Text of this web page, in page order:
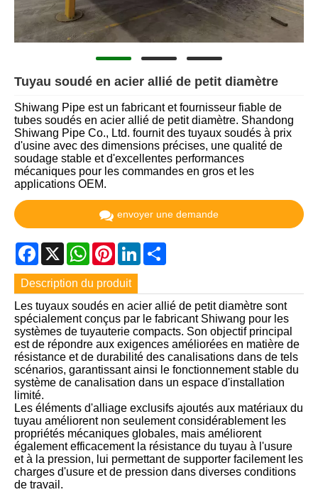
Tuyau soudé en acier allié de petit diamètre
Shiwang Pipe est un fabricant et fournisseur fiable de
tubes soudés en acier allié de petit diamètre. Shandong
Shiwang Pipe Co., Ltd. fournit des tuyaux soudés à prix
d'usine avec des dimensions précises, une qualité de
soudage stable et d'excellentes performances
mécaniques pour les commandes en gros et les
applications OEM.
envoyer une demande
Facebook
X WhatsApp
PinterestLinkedIn
Description du produit
Les tuyaux soudés en acier allié de petit diamètre sont
spécialement conçus par le fabricant Shiwang pour les
systèmes de tuyauterie compacts. Son objectif principal
est de répondre aux exigences améliorées en matière de
résistance et de durabilité des canalisations dans de tels
scénarios, garantissant ainsi le fonctionnement stable du
système de canalisation dans un espace d'installation
limité.
Les éléments d'alliage exclusifs ajoutés aux matériaux du
tuyau améliorent non seulement considérablement les
propriétés mécaniques globales, mais améliorent
également efficacement la résistance du tuyau à l'usure
et à la pression, lui permettant de supporter facilement les
charges d'usure et de pression dans diverses conditions
de travail.